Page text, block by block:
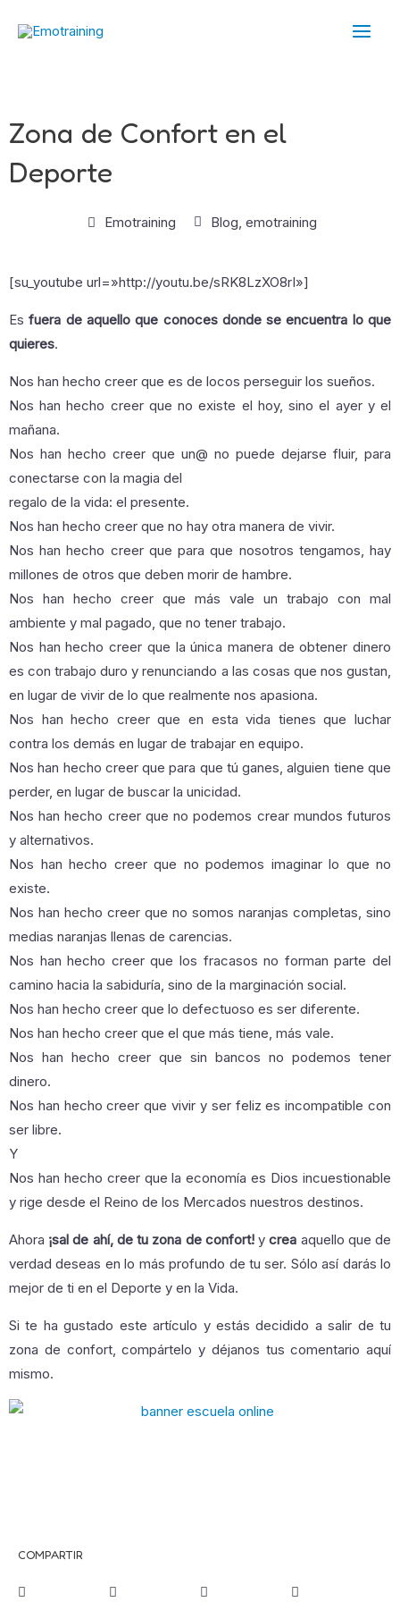
Zona de Confort en el
Deporte
Emotraining Blog,emotraining
[su_youtube url=»http://youtu.be/sRK8LzXO8rI»]
Esfuera de aquello que conoces donde se encuentra lo que
quieres.
Nos han hecho creer que es de locos perseguir los sueños.
Nos han hecho creer que no existe el hoy, sino el ayer y el
mañana.
Nos han hecho creer que un@ no puede dejarse fluir, para
conectarse con la magia del
regalo de la vida: el presente.
Nos han hecho creer que no hay otra manera de vivir.
Nos han hecho creer que para que nosotros tengamos, hay
millones de otros que deben morir de hambre.
Nos han hecho creer que más vale un trabajo con mal
ambiente y mal pagado, que no tener trabajo.
Nos han hecho creer que la única manera de obtener dinero
es con trabajo duro y renunciando a las cosas que nos gustan,
en lugar de vivir de lo que realmente nos apasiona.
Nos han hecho creer que en esta vida tienes que luchar
contra los demás en lugar de trabajar en equipo.
Nos han hecho creer que para que tú ganes, alguien tiene que
perder, en lugar de buscar la unicidad.
Nos han hecho creer que no podemos crear mundos futuros
y alternativos.
Nos han hecho creer que no podemos imaginar lo que no
existe.
Nos han hecho creer que no somos naranjas completas, sino
medias naranjas llenas de carencias.
Nos han hecho creer que los fracasos no forman parte del
camino hacia la sabiduría, sino de la marginación social.
Nos han hecho creer que lo defectuoso es ser diferente.
Nos han hecho creer que el que más tiene, más vale.
Nos han hecho creer que sin bancos no podemos tener
dinero.
Nos han hecho creer que vivir y ser feliz es incompatible con
ser libre.
Y
Nos han hecho creer que la economía es Dios incuestionable
y rige desde el Reino de los Mercados nuestros destinos.
Ahora ¡sal de ahí, de tu zona de confort!ycrea aquello que de
verdad deseas en lo más profundo de tu ser. Sólo así darás lo
mejor de ti en el Deporte y en la Vida.
Si te ha gustado este artículo y estás decidido a salir de tu
zona de confort, compártelo y déjanos tus comentario aquí
mismo.
COMPARTIR